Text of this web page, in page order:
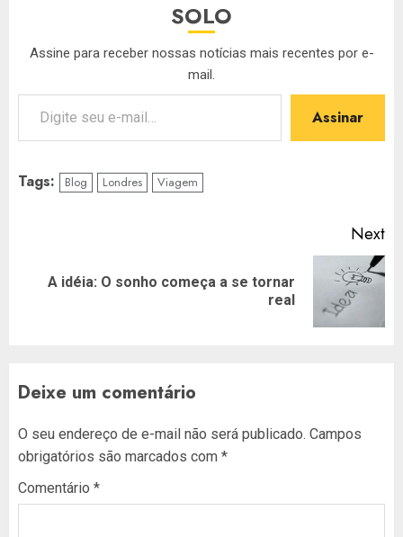
SOLO
Assine para receber nossas notícias mais recentes por e-
mail.
Digite seu e-mail…
Assinar
Tags: Blog Londres Viagem
Next
NextA idéia: O sonho começa a se tornar
real
Deixe um comentário
O seu endereço de e-mail não será publicado. Campos
obrigatórios são marcados com *
Comentário *